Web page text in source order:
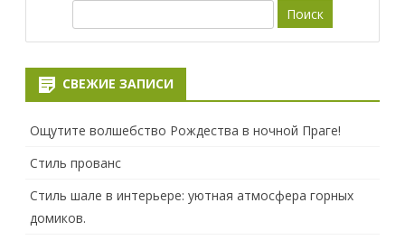
СВЕЖИЕ ЗАПИСИ
Ощутите волшебство Рождества в ночной Праге!
Стиль прованс
Стиль шале в интерьере: уютная атмосфера горных
домиков.